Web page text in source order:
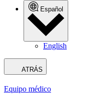
Español
English
ATRÁS
Equipo médico